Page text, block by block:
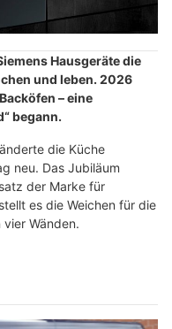
Hausgeräte die
und leben. 2026
– eine
begann.
die Küche
neu. Das Jubiläum
der Marke für
es die Weichen für die
Wänden.